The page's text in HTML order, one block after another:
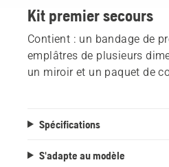
Kit premier secours
Contient : un bandage de
emplâtres de plusieurs
un miroir et un paquet de
Spécifications
S'adapte au modèle